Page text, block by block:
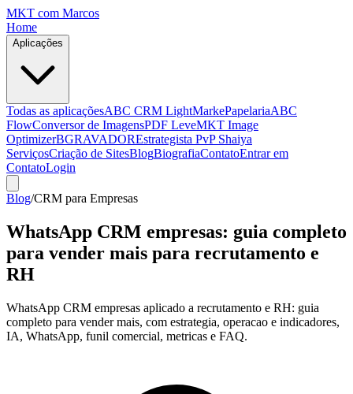
MKT com Marcos
Home
Aplicações
Todas as aplicaçõesABC CRM LightMarkePapelariaABC
FlowConversor de ImagensPDF LeveMKT Image
OptimizerBGRAVADOREstrategista PvP Shaiya
ServiçosCriação de SitesBlogBiografiaContatoEntrar em
ContatoLogin
Blog/CRM para Empresas
WhatsApp CRM empresas: guia completo
para vender mais para recrutamento e
RH
WhatsApp CRM empresas aplicado a recrutamento e RH: guia
completo para vender mais, com estrategia, operacao e indicadores,
IA, WhatsApp, funil comercial, metricas e FAQ.